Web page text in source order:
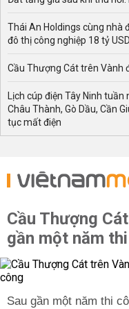
Thái An Holdings cùng nhà
đô thị công nghiệp 18 tỷ
Cầu Thượng Cát trên Vành
Lịch cúp điện Tây Ninh
Châu Thành, Gò Dầu, Cần
tục mất điện
Cầu Thượng
gần một năm
Sau gần một năm thi